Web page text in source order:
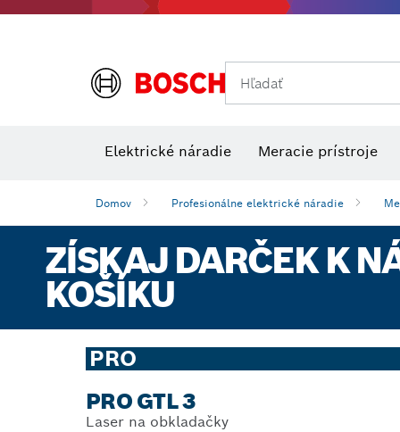
Hľadať
Elektrické náradie Meracie prístroje
Domov Profesionálne elektrické náradie
ZÍSKAJ DARČEK K
KOŠÍKU
PRO
PRO GTL 3
Laser na obkladačky